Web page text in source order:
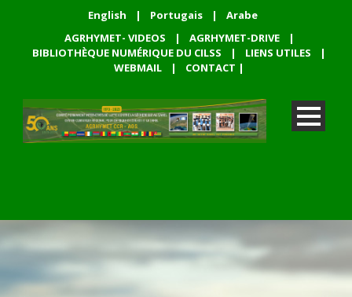
English | Portugais |
Arabe
AGRHYMET- VIDEOS
| AGRHYMET-DRIVE
|
BIBLIOTHÈQUE NUMÉRIQUE DU CILSS
| LIENS UTILES
|
WEBMAIL
| CONTACT |